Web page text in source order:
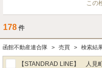
この
178 件
函館不動産連合隊 売買 検索結
【STANDRAD LINE】 人見